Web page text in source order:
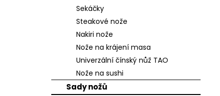
Sekáčky
Steakové nože
Nakiri nože
Nože na krájení masa
Univerzální čínský nůž TAO
Nože na sushi
Sady nožů